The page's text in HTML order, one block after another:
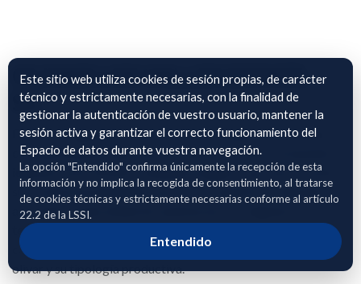
OLIVAR LOS VALLES ESTATE,
S.L.
El archivo adjunto contiene información georreferenciada
correspondiente a parcelas de cultivo de olivar, incluyendo la
identificación SIGPAC mediante polígono, parcela y recinto,
su localización geográfica precisa, la superficie cultivada
asociada a cada unidad de explotación y el régimen de
tenencia del cultivo (secano o regadío). Estos datos permiten
caracterizar de forma detallada la distribución territorial del
olivar y su tipología productiva.
Este sitio web utiliza cookies de sesión propias, de carácter
técnico y estrictamente necesarias, con la finalidad de
gestionar la autenticación de vuestro usuario, mantener la
sesión activa y garantizar el correcto funcionamiento del
Espacio de datos durante vuestra navegación.
La opción "Entendido" confirma únicamente la recepción de esta
información y no implica la recogida de consentimiento, al tratarse
de cookies técnicas y estrictamente necesarias conforme al artículo
22.2 de la LSSI.
Entendido